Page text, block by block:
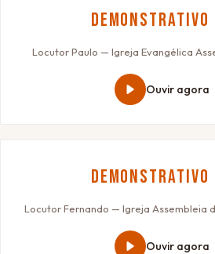
Demonstrativo
Locutor Paulo — Igreja Evangélica
Ouvir agora
Demonstrativo
Locutor Fernando — Igreja Assembleia
Ouvir agora